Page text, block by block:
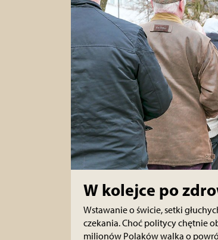
W kolejce po
Wstawanie o świcie, setki
czekania. Choć politycy chętnie
milionów Polaków walka o